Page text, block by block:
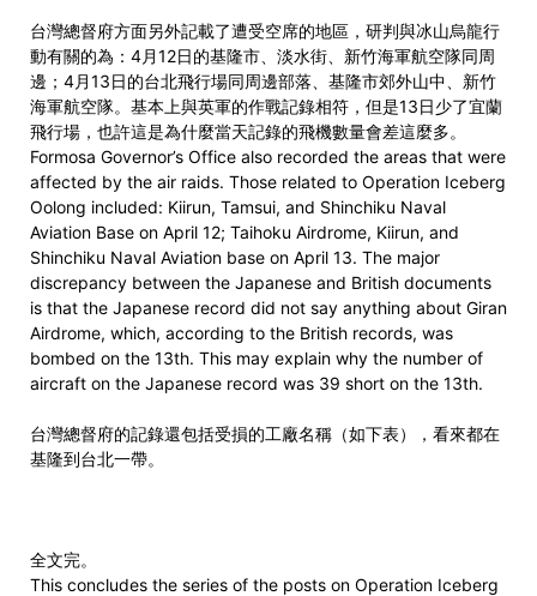
台灣總督府方面另外記載了遭受空席的地區，研判與冰山烏龍行
動有關的為：4月12日的基隆市、淡水街、新竹海軍航空隊同周
邊；4月13日的台北飛行場同周邊部落、基隆市郊外山中、新竹
海軍航空隊。基本上與英軍的作戰記錄相符，但是13日少了宜蘭
飛行場，也許這是為什麼當天記錄的飛機數量會差這麼多。
Formosa Governor’s Office also recorded the areas that were
affected by the air raids. Those related to Operation Iceberg
Oolong included: Kiirun, Tamsui, and Shinchiku Naval
Aviation Base on April 12; Taihoku Airdrome, Kiirun, and
Shinchiku Naval Aviation base on April 13. The major
discrepancy between the Japanese and British documents
is that the Japanese record did not say anything about Giran
Airdrome, which, according to the British records, was
bombed on the 13th. This may explain why the number of
aircraft on the Japanese record was 39 short on the 13th.
台灣總督府的記錄還包括受損的工廠名稱（如下表），看來都在
基隆到台北一帶。
全文完。
This concludes the series of the posts on Operation Iceberg